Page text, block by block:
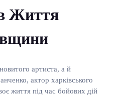
Життя
артиста, а й
актор харківського
життя під час бойових дій